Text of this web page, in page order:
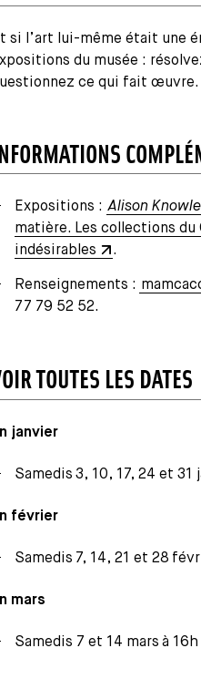
si l’art lui-même était une
du musée :
ce qui fait œuvre.
INFORMATIONS
Expositions : Alison
matière. Les collections du
indésirables
.
Renseignements :
77 79 52 52.
TOUTES LES DATES
janvier
Samedis 3, 10, 17, 24 et 31
février
Samedis 7, 14, 21 et 28
mars
Samedis 7 et 14 mars à 16h